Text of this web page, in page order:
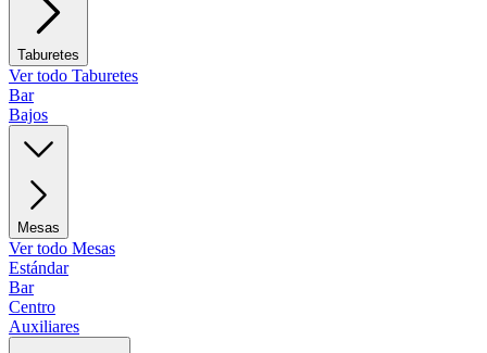
Taburetes
Ver todo Taburetes
Bar
Bajos
Mesas
Ver todo Mesas
Estándar
Bar
Centro
Auxiliares